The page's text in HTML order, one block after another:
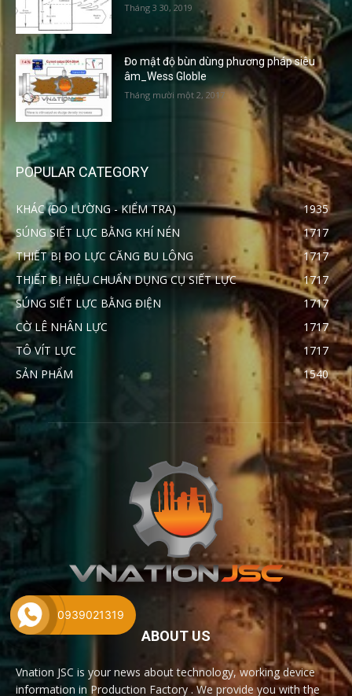
Tháng 3 30, 2019
Đo mật độ bùn dùng phương pháp siêu
âm_Wess Globle
Tháng mười một 2, 2017
POPULAR CATEGORY
KHÁC (ĐO LƯỜNG - KIỂM TRA)
1935
SÚNG SIẾT LỰC BẰNG KHÍ NÉN
1717
THIẾT BỊ ĐO LỰC CĂNG BU LÔNG
1717
THIẾT BỊ HIỆU CHUẨN DỤNG CỤ SIẾT LỰC
1717
SÚNG SIẾT LỰC BẰNG ĐIỆN
1717
CỜ LÊ NHÂN LỰC
1717
TÔ VÍT LỰC
1717
SẢN PHẨM
1540
ABOUT US
Vnation JSC is your news about technology, working device
information in Production Factory . We provide you with the
0939021319